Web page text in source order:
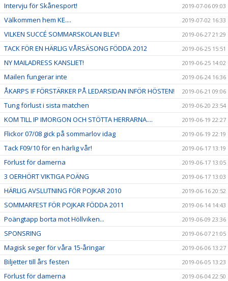
Intervju för Skånesport! 2019-07-06 09:03
Välkommen hem KE.... 2019-07-02 16:33
VILKEN SUCCÉ SOMMARSKOLAN BLEV! 2019-06-27 21:29
TACK FÖR EN HÄRLIG VÅRSÄSONG FÖDDA 2012 2019-06-25 15:51
NY MAILADRESS KANSLIET! 2019-06-25 14:02
Mailen fungerar inte 2019-06-24 16:36
ÅKARPS IF FÖRSTÄRKER PÅ LEDARSIDAN INFÖR HÖSTEN! 2019-06-21 09:06
Tung förlust i sista matchen 2019-06-20 23:54
KOM TILL IP IMORGON OCH STÖTTA HERRARNA.... 2019-06-19 22:27
Flickor 07/08 gick på sommarlov idag 2019-06-19 22:19
Tack F09/10 för en härlig vår! 2019-06-17 13:19
Förlust för damerna 2019-06-17 13:05
3 OERHÖRT VIKTIGA POÄNG 2019-06-17 13:03
HÄRLIG AVSLUTNING FÖR POJKAR 2010 2019-06-16 20:52
SOMMARFEST FÖR POJKAR FÖDDA 2011 2019-06-14 14:43
Poängtapp borta mot Höllviken... 2019-06-09 23:36
SPONSRING 2019-06-07 21:05
Magisk seger för våra 15-åringar 2019-06-06 13:27
Biljetter till års festen 2019-06-05 13:23
Förlust för damerna 2019-06-04 22:50